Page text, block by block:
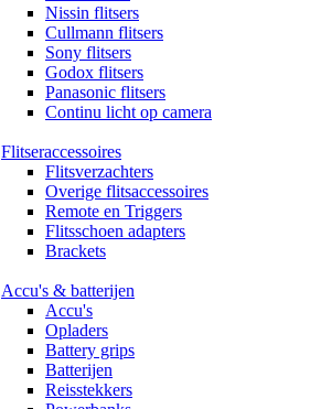
Nissin flitsers
Cullmann flitsers
Sony flitsers
Godox flitsers
Panasonic flitsers
Continu licht op camera
Flitseraccessoires
Flitsverzachters
Overige flitsaccessoires
Remote en Triggers
Flitsschoen adapters
Brackets
Accu's & batterijen
Accu's
Opladers
Battery grips
Batterijen
Reisstekkers